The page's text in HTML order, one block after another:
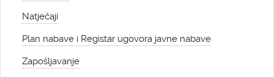
Natječaji
Plan nabave i Registar ugovora javne nabave
Zapošljavanje